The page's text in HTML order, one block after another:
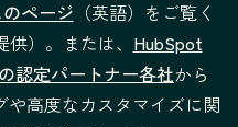
式：リ
$3,500
提供形式：
ページ （英語）をご覧く
）。または、 HubSpot
認定パートナー各社から
高度なカスタマイズに関